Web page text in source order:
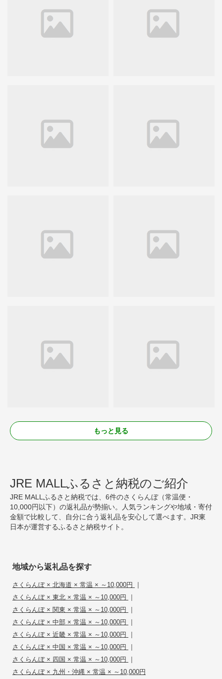
もっと見る
JRE MALLふるさと納税のご紹介
JRE MALLふるさと納税では、6件のさくらんぼ（常温便・
10,000円以下）の返礼品が勢揃い。人気ランキングや地域・寄付
金額で比較して、自分に合う返礼品を安心して選べます。JR東
日本が運営するふるさと納税サイト。
地域から返礼品を探す
さくらんぼ × 北海道 × 常温 × ～10,000円 |
さくらんぼ × 東北 × 常温 × ～10,000円 |
さくらんぼ × 関東 × 常温 × ～10,000円 |
さくらんぼ × 中部 × 常温 × ～10,000円 |
さくらんぼ × 近畿 × 常温 × ～10,000円 |
さくらんぼ × 中国 × 常温 × ～10,000円 |
さくらんぼ × 四国 × 常温 × ～10,000円 |
さくらんぼ × 九州・沖縄 × 常温 × ～10,000円